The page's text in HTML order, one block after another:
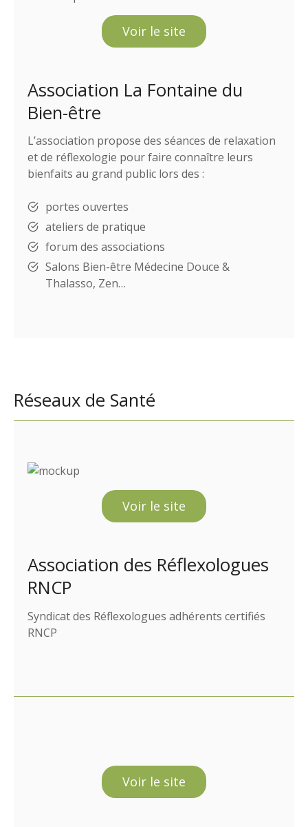
Voir le site
Association La Fontaine du
Bien-être
L’association propose des séances de relaxation
et de réflexologie pour faire connaître leurs
bienfaits au grand public lors des :
portes ouvertes
ateliers de pratique
forum des associations
Salons Bien-être Médecine Douce &
Thalasso, Zen…
Réseaux de Santé
Voir le site
Association des Réflexologues
RNCP
Syndicat des Réflexologues adhérents certifiés
RNCP
Voir le site